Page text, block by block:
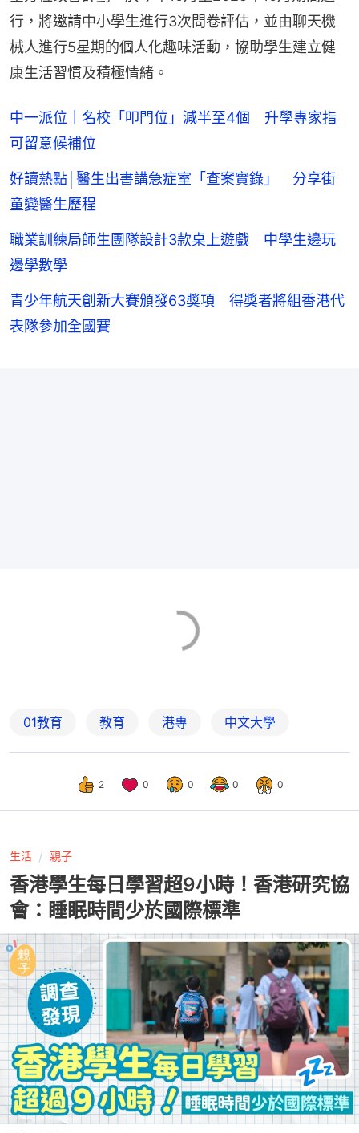
行，將邀請中小學生進行3次問卷評估，並由聊天機
械人進行5星期的個人化趣味活動，協助學生建立健
康生活習慣及積極情緒。
中一派位｜名校「叩門位」減半至4個 升學專家指
可留意候補位
好讀熱點│醫生出書講急症室「查案實錄」 分享街
童變醫生歷程
職業訓練局師生團隊設計3款桌上遊戲 中學生邊玩
邊學數學
青少年航天創新大賽頒發63獎項 得獎者將組香港代
表隊參加全國賽
01教育 教育 港專 中文大學
2 0 0 0 0
生活 親子
香港學生每日學習超9小時！香港研究協
會：睡眠時間少於國際標準